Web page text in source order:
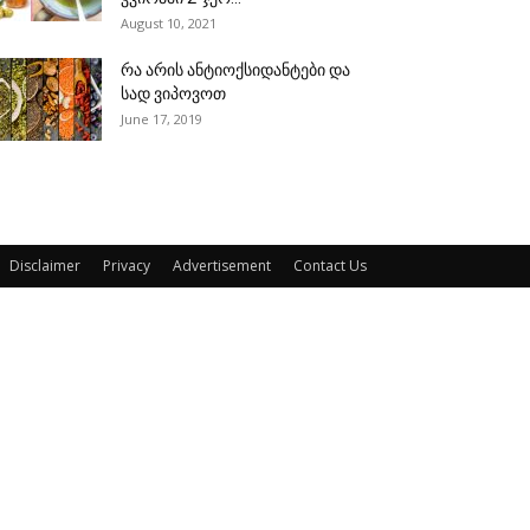
August 10, 2021
რა არის ანტიოქსიდანტები და
სად ვიპოვოთ
June 17, 2019
Disclaimer Privacy Advertisement Contact Us